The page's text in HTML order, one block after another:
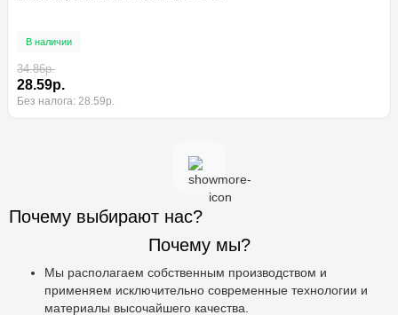
В наличии
34.86р.
28.59р.
Без налога: 28.59р.
Почему выбирают нас?
Почему мы?
Мы располагаем собственным производством и
применяем исключительно современные технологии и
материалы высочайшего качества.